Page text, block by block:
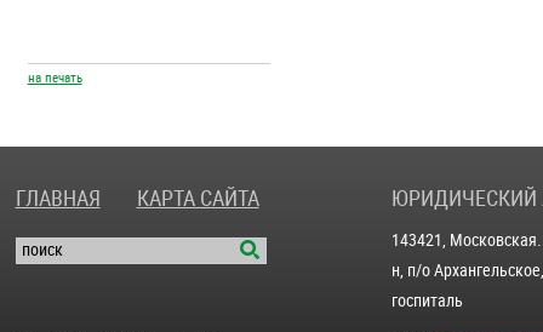
на печать
ГЛАВНАЯ КАРТА САЙТА ЮРИДИЧЕСКИЙ
143421,
н, п/о
госпиталь
поиск